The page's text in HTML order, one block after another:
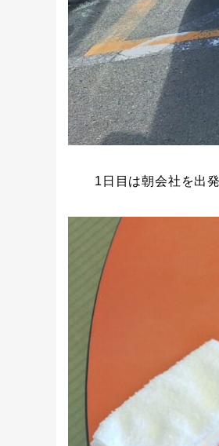
1日目は朝会社を出